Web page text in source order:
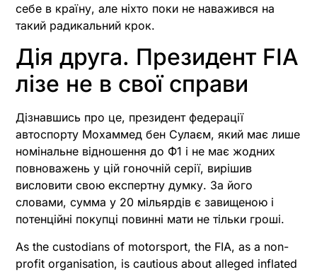
себе в країну, але ніхто поки не наважився на
такий радикальний крок.
Дія друга. Президент FIA
лізе не в свої справи
Дізнавшись про це, президент федерації
автоспорту Мохаммед бен Сулаєм, який має лише
номінальне відношення до Ф1 і не має жодних
повноважень у цій гоночній серії, вирішив
висловити свою експертну думку. За його
словами, сумма у 20 мільярдів є завищеною і
потенційні покупці повинні мати не тільки гроші.
As the custodians of motorsport, the FIA, as a non-
profit organisation, is cautious about alleged inflated